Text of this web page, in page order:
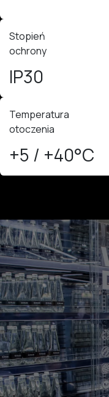
Stopień
ochrony
IP30
Temperatura
otoczenia
+5 / +40°C